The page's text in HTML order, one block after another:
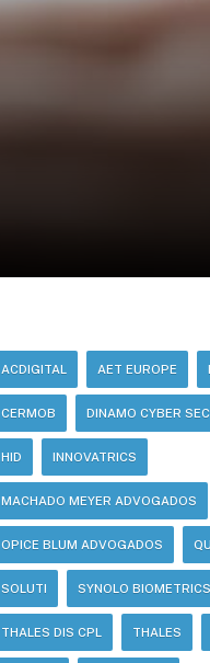
ACDIGITAL AET EUROPE
CERMOB DINAMO CYBER
HID INNOVATRICS
MACHADO MEYER ADVOGADOS
OPICE BLUM ADVOGADOS
SOLUTI SYNOLO BIOMETRICS
THALES DIS CPL THALES